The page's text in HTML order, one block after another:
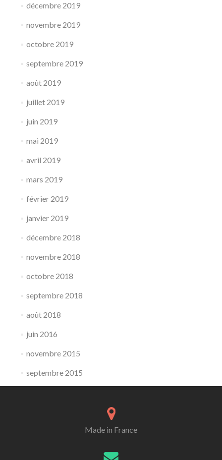
décembre 2019
novembre 2019
octobre 2019
septembre 2019
août 2019
juillet 2019
juin 2019
mai 2019
avril 2019
mars 2019
février 2019
janvier 2019
décembre 2018
novembre 2018
octobre 2018
septembre 2018
août 2018
juin 2016
novembre 2015
septembre 2015
Made in France